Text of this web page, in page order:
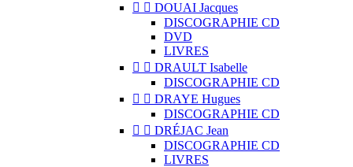
  DOUAI Jacques
DISCOGRAPHIE CD
DVD
LIVRES
  DRAULT Isabelle
DISCOGRAPHIE CD
  DRAYE Hugues
DISCOGRAPHIE CD
  DRÉJAC Jean
DISCOGRAPHIE CD
LIVRES